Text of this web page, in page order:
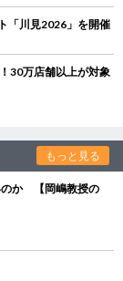
「川見2026」を開催
30万店舗以上が対象
もっと見る
のか 【岡嶋教授の